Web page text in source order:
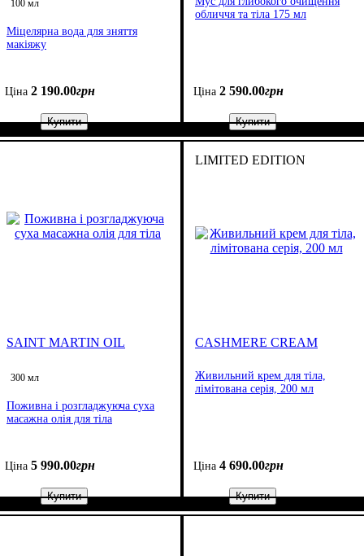
100 мл
Міцелярна вода для зняття
макіяжу
Ціна 2 190.00грн
Купити
обличчя та тіла 175 мл
Ціна 2 590.00грн
Купити
SAINT MARTIN OIL
300 мл
Поживна і розгладжуюча суха
масажна олія для тіла
Ціна 5 990.00грн
Купити
LIMITED EDITION
CASHMERE CREAM
Живильний крем для тіла,
лімітована серія, 200 мл
Ціна 4 690.00грн
Купити